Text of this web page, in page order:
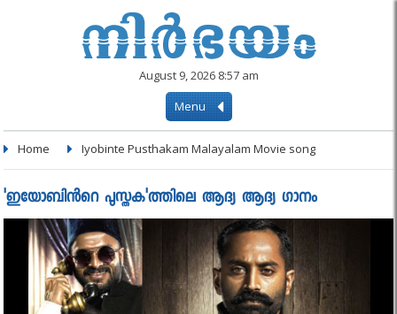
August 9, 2026 8:57 am
Menu
Home Iyobinte Pusthakam Malayalam Movie song
'ഇയോബിൻറെ പുസ്തക'ത്തിലെ ആദ്യ ആദ്യ ഗാനം